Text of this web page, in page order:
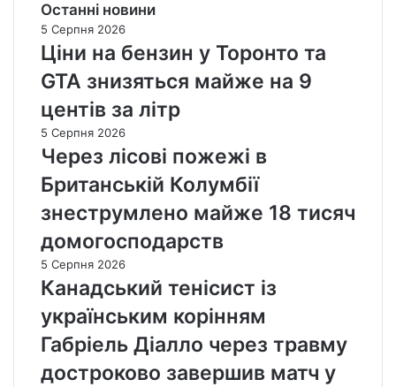
Останні новини
5 Серпня 2026
Ціни на бензин у Торонто та
GTA знизяться майже на 9
центів за літр
5 Серпня 2026
Через лісові пожежі в
Британській Колумбії
знеструмлено майже 18 тисяч
домогосподарств
5 Серпня 2026
Канадський тенісист із
українським корінням
Габріель Діалло через травму
достроково завершив матч у